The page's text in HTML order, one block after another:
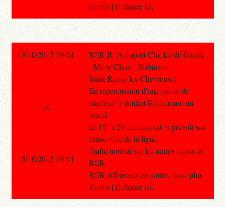
d'infos [1]cliquer ici.
15/10/2013 08:01
RER B (Aeroport Charles de Gaulle
- Mitry-Claye - Robinson -
Saint-Remy-les-Chevreuse) :
En repercussion d'une panne de
materiel `a denfert Rochereau, un
retard
de 10 `a 20 minutes est `a prevoir sur
l'ensemble de la ligne.
Trafic normal sur les autres lignes de
RER.
RER ATravaux en soiree, pour plus
d'infos [1]cliquer ici.
au
15/10/2013 08:01